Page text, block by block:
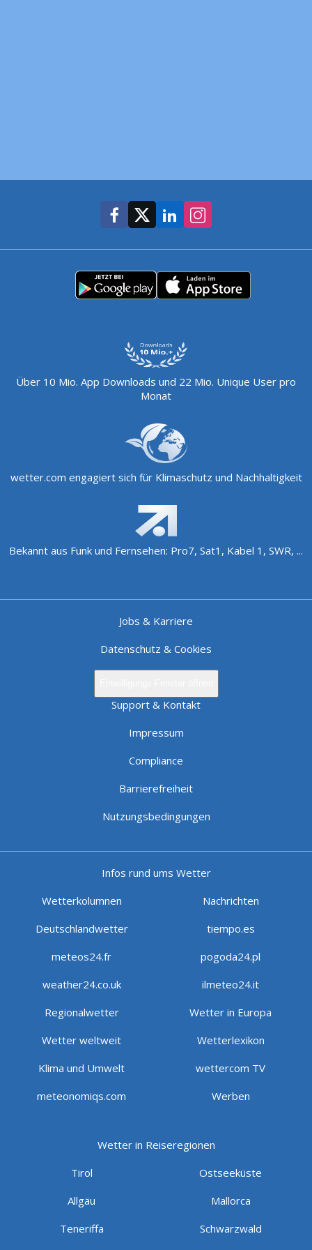
Über 10 Mio. App Downloads und 22 Mio. Unique User pro
Monat
wetter.com engagiert sich für Klimaschutz und Nachhaltigkeit
Bekannt aus Funk und Fernsehen: Pro7, Sat1, Kabel 1, SWR, ...
Jobs & Karriere
Datenschutz & Cookies
Support & Kontakt
Impressum
Compliance
Barrierefreiheit
Nutzungsbedingungen
Infos rund ums Wetter
Wetterkolumnen
Nachrichten
Deutschlandwetter
tiempo.es
meteos24.fr
pogoda24.pl
weather24.co.uk
ilmeteo24.it
Regionalwetter
Wetter in Europa
Wetter weltweit
Wetterlexikon
Klima und Umwelt
wettercom TV
meteonomiqs.com
Werben
Wetter in Reiseregionen
Tirol
Ostseeküste
Allgäu
Mallorca
Teneriffa
Schwarzwald